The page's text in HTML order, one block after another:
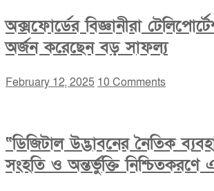
অক্সফোর্ডের বিজ্ঞানীরা
অর্জন করেছেন বড় সাফল্য
February 12, 2025 10 Comments
“ডিজিটাল উদ্ভাবনের নৈতিক
সংহতি ও অন্তর্ভুক্তি নিশ্চিতকরণে